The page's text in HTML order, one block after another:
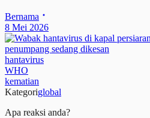
Bernama
8 Mei 2026
hantavirus
WHO
kematian
Kategoriglobal
Apa reaksi anda?